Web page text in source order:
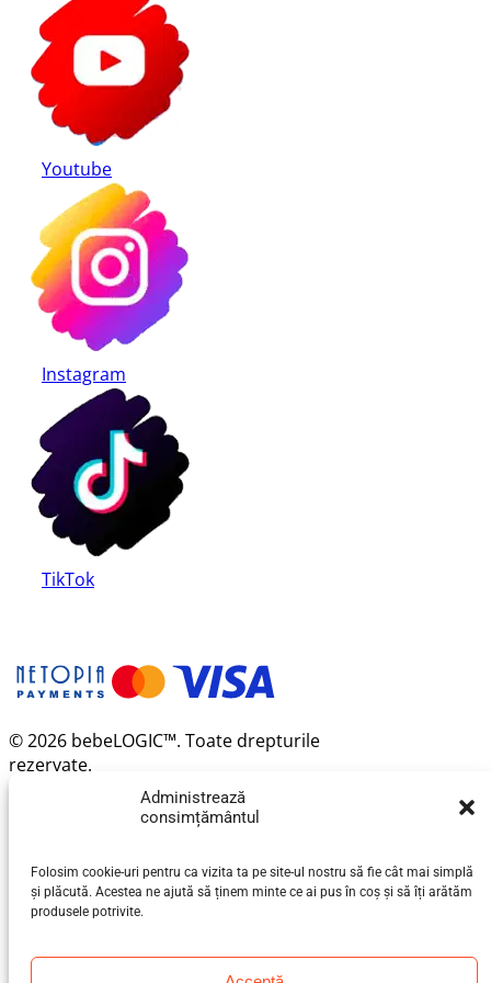
Administrează
consimțământul
Folosim cookie-uri pentru ca vizita ta pe site-ul nostru să fie cât mai simplă
și plăcută. Acestea ne ajută să ținem minte ce ai pus în coș și să îți arătăm
produsele potrivite.
Youtube
Instagram
TikTok
© 2026 bebeLOGIC™. Toate drepturile
rezervate.